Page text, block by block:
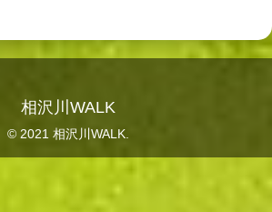
相沢川WALK
© 2021 相沢川WALK.